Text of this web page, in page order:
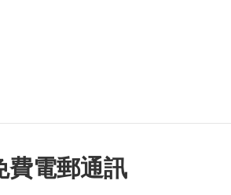
費電郵通訊